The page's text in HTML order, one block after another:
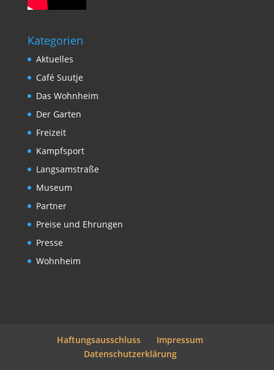
Kategorien
Aktuelles
Café Suutje
Das Wohnheim
Der Garten
Freizeit
Kampfsport
Langsamstraße
Museum
Partner
Preise und Ehrungen
Presse
Wohnheim
Haftungsausschluss
Impressum
Datenschutzerklärung